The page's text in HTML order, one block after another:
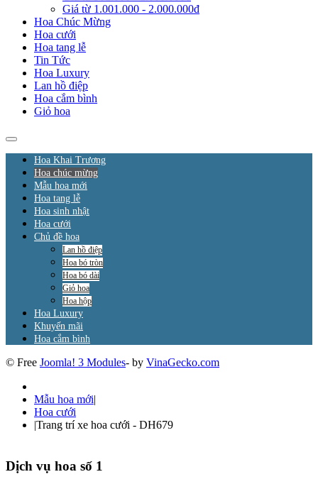
Giá từ 1.001.000 - 2.000.000đ
Hoa Chúc Mừng
Hoa cưới
Hoa tang lễ
Tin Tức
Hoa Luxury
Lan hồ điệp
Hoa cắm bình
Giỏ hoa
Hoa Khai Trương
Hoa chúc mừng
Mẫu hoa mới
Hoa tang lễ
Hoa sinh nhật
Hoa cưới
Chủ đề hoa
Lan hồ điệp
Hoa bó tròn
Hoa bó dài
Giỏ hoa
Hoa hộp
Hoa Luxury
Khuyến mãi
Hoa cắm bình
© Free Joomla! 3 Modules- by VinaGecko.com
Mẫu hoa mới|
Hoa cưới
|Trang trí xe hoa cưới - DH679
Dịch vụ hoa số 1